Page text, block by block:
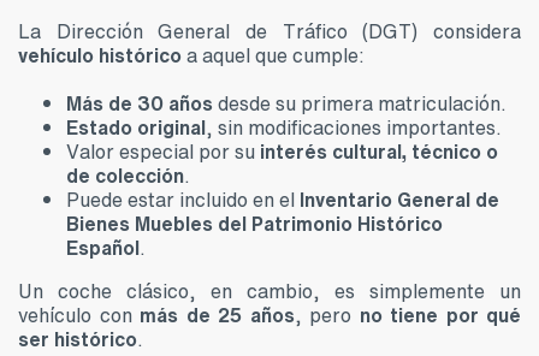
La Dirección General de Tráfico (DGT) considera
vehículo históricoa aquel que cumple:
Más de 30 años desde su primera matriculación.
Estado original, sin modificaciones importantes.
Valor especial por su interés cultural, técnico o
de colección.
Puede estar incluido en el Inventario General de
Bienes Muebles del Patrimonio Histórico
Español.
Un coche clásico, en cambio, es simplemente un
vehículo con más de 25 años, pero no tiene por qué
ser histórico.